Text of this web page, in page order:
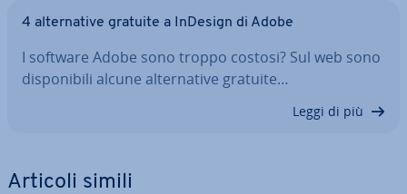
4 al­ter­na­ti­ve gratuite a InDesign di Adobe
I software Adobe sono troppo costosi? Sul web sono
di­spo­ni­bi­li alcune al­ter­na­ti­ve gratuite…
Leggi di più
Articoli simili